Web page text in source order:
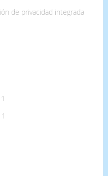
de privacidad integrada